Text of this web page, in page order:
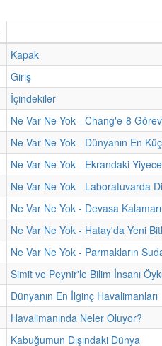
Kapak
Giriş
İçindekiler
Ne Var Ne Yok - Chang'e-8
Ne Var Ne Yok - Dünyanın En
Ne Var Ne Yok - Ekrandaki
Ne Var Ne Yok - Laboratuvarda
Ne Var Ne Yok - Devasa
Ne Var Ne Yok - Hatay'da Yeni
Ne Var Ne Yok - Parmakların
Simit ve Peynir'le Bilim İnsanı
Dünyanın En İlginç Havalimanları
Havalimanında Neler Oluyor?
Kabuğumun Dışındaki Dünya